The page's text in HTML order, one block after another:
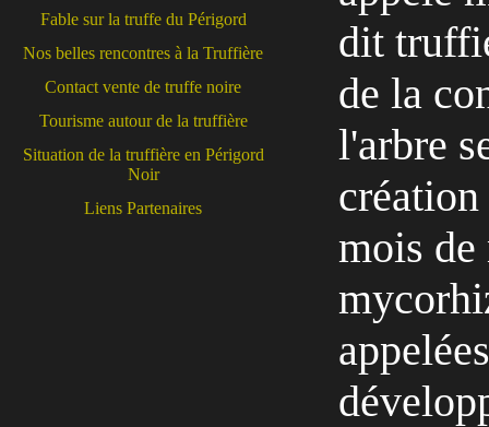
Fable sur la truffe du Périgord
Nos belles rencontres à la Truffière
Contact vente de truffe noire
Tourisme autour de la truffière
Situation de la truffière en Périgord
Noir
Liens Partenaires
dit
de la
l'arbre
mois